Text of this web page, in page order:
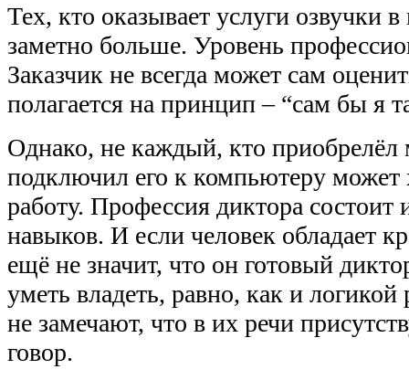
Тех, кто оказывает услуги озвучки
заметно больше. Уровень
Заказчик не всегда может сам
полагается на принцип – “сам бы я
Однако, не каждый, кто
подключил его к компьютеру может
работу. Профессия диктора
навыков. И если человек обладает
ещё не значит, что он готовый
уметь владеть, равно, как и
не замечают, что в их речи
говор.